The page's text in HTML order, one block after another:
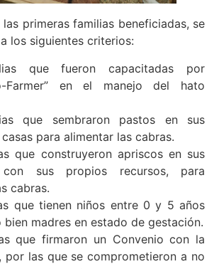
primeras familias beneficiadas, se
los siguientes criterios:
que fueron capacitadas por
Farmer” en el manejo del hato
que sembraron pastos en sus
para alimentar las cabras.
que construyeron apriscos en sus
con sus propios recursos, para
cabras.
que tienen niños entre 0 y 5 años
bien madres en estado de gestación.
que firmaron un Convenio con la
por las que se comprometieron a no